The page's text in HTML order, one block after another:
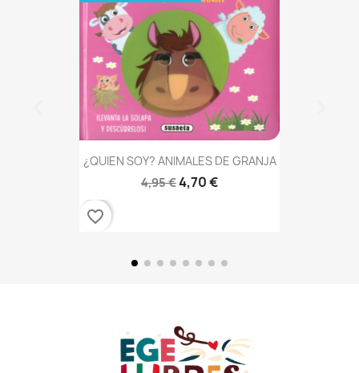
¿QUIEN SOY? ANIMALES DE GRANJA
4,95 €4,70 €
favorite_border